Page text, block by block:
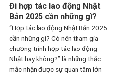
Đi hợp tác lao động Nhật
Bản 2025 cần những gì?
“Hợp tác lao động Nhật Bản 2025
cần những gì? Có nên tham gia
chương trình hợp tác lao động
Nhật hay không?” là những thắc
mắc nhận được sự quan tâm lớn